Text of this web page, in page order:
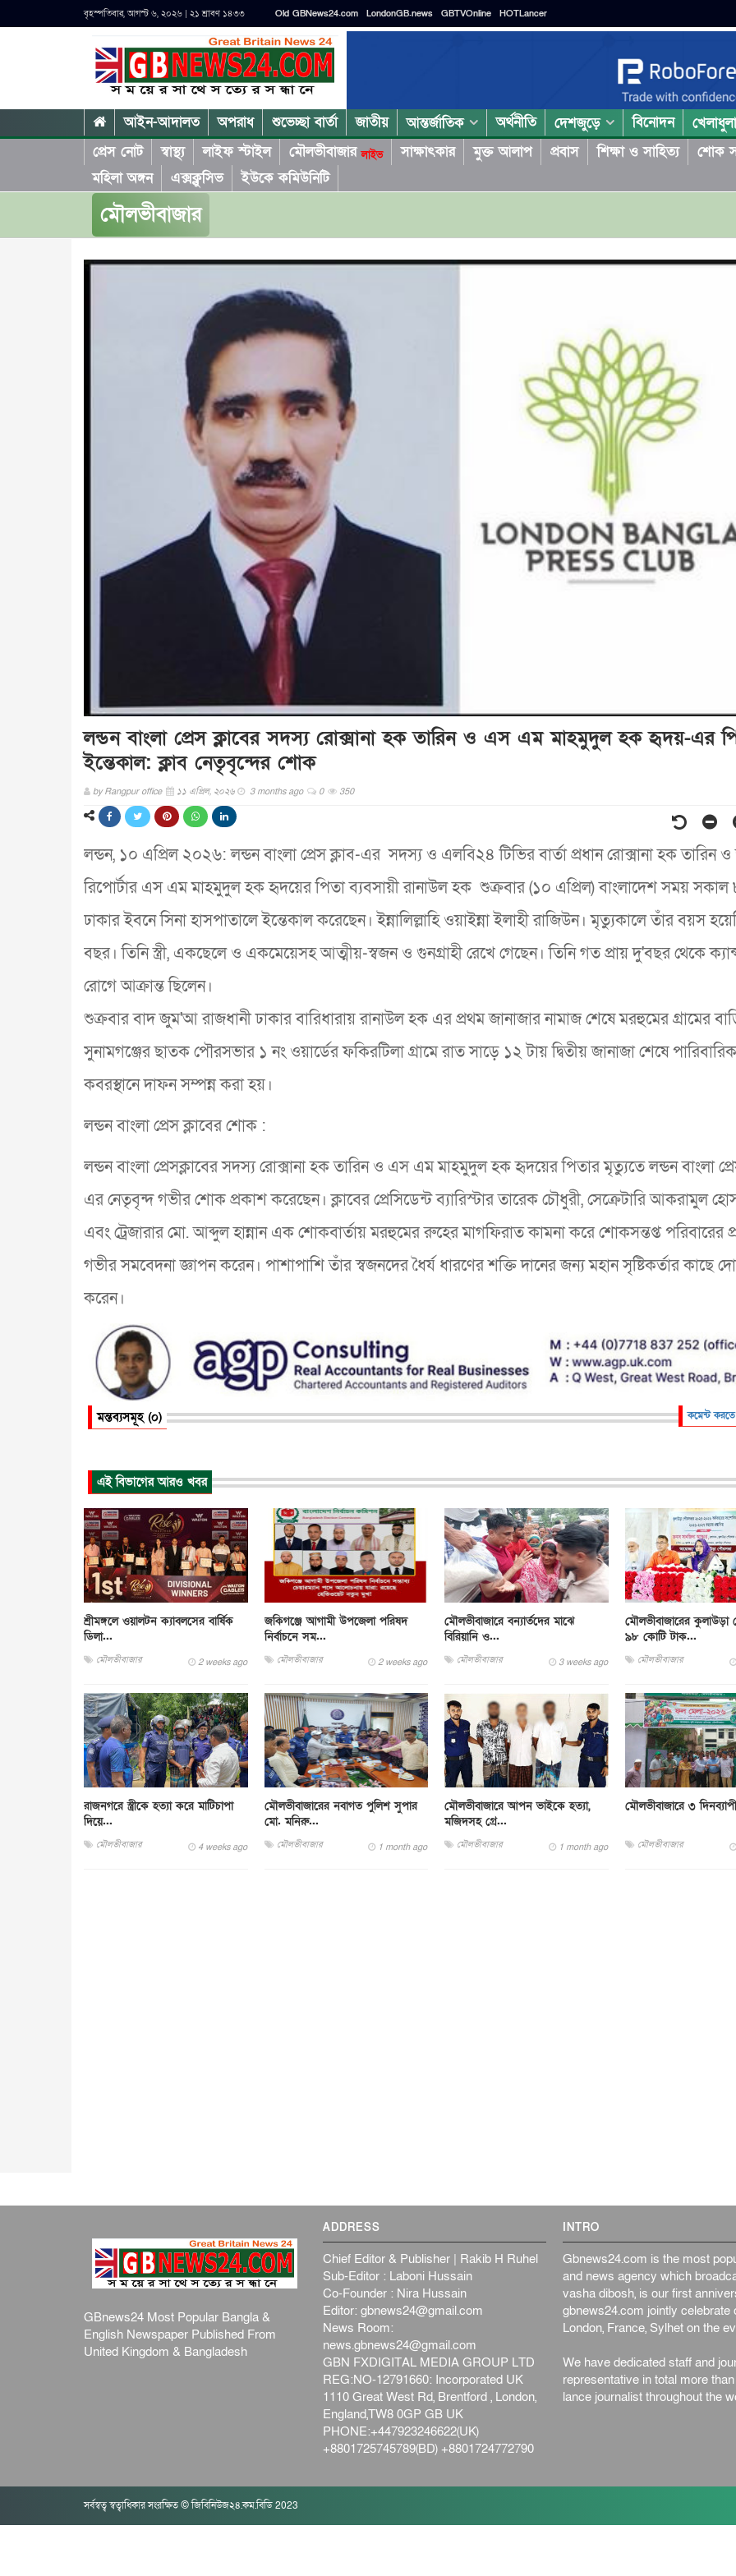
বৃহস্পতিবার, আগস্ট ৬, ২০২৬ | ২১ শ্রাবণ ১৪৩৩ Old GBNews24.com LondonGB.news GBTVOnline HOTLancer
আইন-আদালত অপরাধ শুভেচ্ছা বার্তা জাতীয় আন্তর্জাতিক অর্থনীতি দেশজুড়ে বিনোদন
প্রেস নোট
স্বাস্থ্য লাইফ স্টাইল মৌলভীবাজারলাইভ সাক্ষাৎকার মুক্ত আলাপ প্রবাস শিক্ষা ও সাহিত্য শোক
মহিলা অঙ্গন
এক্সক্লুসিভ ইউকে কমিউনিটি
মৌলভীবাজার
লন্ডন বাংলা প্রেস ক্লাবের সদস্য রোক্সানা হক তারিন ও এস এম মাহমুদুল হক হৃদয়-এর
ইন্তেকাল: ক্লাব নেতৃবৃন্দের শোক
byRangpur office ১১ এপ্রিল, ২০২৬ 3 months ago 0 350
লন্ডন, ১০ এপ্রিল ২০২৬: লন্ডন বাংলা প্রেস ক্লাব-এর সদস্য ও এলবি২৪ টিভির বার্তা প্রধান রোক্সানা হক তারিন ও
রিপোর্টার এস এম মাহমুদুল হক হৃদয়ের পিতা ব্যবসায়ী রানাউল হক শুক্রবার (১০ এপ্রিল) বাংলাদেশ সময় সকাল
ঢাকার ইবনে সিনা হাসপাতালে ইন্তেকাল করেছেন। ইন্নালিল্লাহি ওয়াইন্না ইলাহী রাজিউন। মৃত্যুকালে তাঁর বয়স
বছর। তিনি স্ত্রী, একছেলে ও একমেয়েসহ আত্মীয়-স্বজন ও গুনগ্রাহী রেখে গেছেন। তিনি গত প্রায় দু'বছর থেকে
রোগে আক্রান্ত ছিলেন।
শুক্রবার বাদ জুম'আ রাজধানী ঢাকার বারিধারায় রানাউল হক এর প্রথম জানাজার নামাজ শেষে মরহুমের গ্রামের
সুনামগঞ্জের ছাতক পৌরসভার ১ নং ওয়ার্ডের ফকিরটিলা গ্রামে রাত সাড়ে ১২ টায় দ্বিতীয় জানাজা শেষে পারিবারিক
কবরস্থানে দাফন সম্পন্ন করা হয়।
লন্ডন বাংলা প্রেস ক্লাবের শোক :
লন্ডন বাংলা প্রেসক্লাবের সদস্য রোক্সানা হক তারিন ও এস এম মাহমুদুল হক হৃদয়ের পিতার মৃত্যুতে লন্ডন বাংলা
এর নেতৃবৃন্দ গভীর শোক প্রকাশ করেছেন। ক্লাবের প্রেসিডেন্ট ব্যারিস্টার তারেক চৌধুরী, সেক্রেটারি আকরামুল
এবং ট্রেজারার মো. আব্দুল হান্নান এক শোকবার্তায় মরহুমের রুহের মাগফিরাত কামনা করে শোকসন্তপ্ত পরিবারের
গভীর সমবেদনা জ্ঞাপন করেন। পাশাপাশি তাঁর স্বজনদের ধৈর্য ধারণের শক্তি দানের জন্য মহান সৃষ্টিকর্তার কাছে
করেন।
মন্তব্যসমূহ (০) কমেন্ট
এই বিভাগের আরও খবর
শ্রীমঙ্গলে ওয়ালটন ক্যাবলসের বার্ষিক
ডিলা...
মৌলভীবাজার 2 weeks ago
জকিগঞ্জে আগামী উপজেলা পরিষদ
নির্বাচনে সম...
মৌলভীবাজার 2 weeks ago
মৌলভীবাজারে বন্যার্তদের মাঝে
বিরিয়ানি ও...
মৌলভীবাজার 3 weeks ago
মৌলভীবাজারের
৯৮ কোটি টাক...
মৌলভীবাজার
রাজনগরে স্ত্রীকে হত্যা করে মাটিচাপা
দিয়ে...
মৌলভীবাজার 4 weeks ago
মৌলভীবাজারের নবাগত পুলিশ সুপার
মো. মনিরু...
মৌলভীবাজার 1 month ago
মৌলভীবাজারে আপন ভাইকে হত্যা,
মজিদসহ গ্রে...
মৌলভীবাজার 1 month ago
মৌলভীবাজারে ৩
মৌলভীবাজার
GBnews24 Most Popular Bangla &
English Newspaper Published From
United Kingdom & Bangladesh
ADDRESS
Chief Editor & Publisher | Rakib H Ruhel
Sub-Editor : Laboni Hussain
Co-Founder : Nira Hussain
Editor:gbnews24@gmail.com
News Room:
news.gbnews24@gmail.com
GBN FXDIGITAL MEDIA GROUP LTD
REG:NO-12791660: Incorporated UK
1110 Great West Rd, Brentford , London,
England,TW8 0GP GB UK
PHONE:+447923246622(UK)
+8801725745789(BD) +8801724772790
INTRO
Gbnews24.com is the most
and news agency which
vasha dibosh, is our first
gbnews24.com jointly
London, France, Sylhet on the
We have dedicated staff and
representative in total more
lance journalist throughout the
সর্বস্বত্ব স্বত্বাধিকার সংরক্ষিত © জিবিনিউজ২৪.কম.বিডি 2023